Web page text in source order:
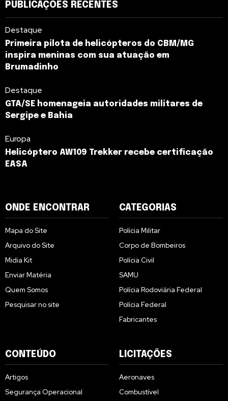
PUBLICAÇÕES RECENTES
Destaque
Primeira pilota de helicópteros do CBM/MG
inspira meninas com sua atuação em
Brumadinho
Destaque
GTA/SE homenageia autoridades militares de
Sergipe e Bahia
Europa
Helicóptero AW109 Trekker recebe certificação
EASA
ONDE ENCONTRAR
Mapa do Site
Arquivo do Site
Midia Kit
Enviar Matéria
Quem Somos
Pesquisar no site
CATEGORIAS
Polícia Militar
Corpo de Bombeiros
Polícia Civil
SAMU
Polícia Rodoviária Federal
Polícia Federal
Fabricantes
CONTEÚDO
Artigos
Segurança Operacional
LICITAÇÕES
Aeronaves
Combustível